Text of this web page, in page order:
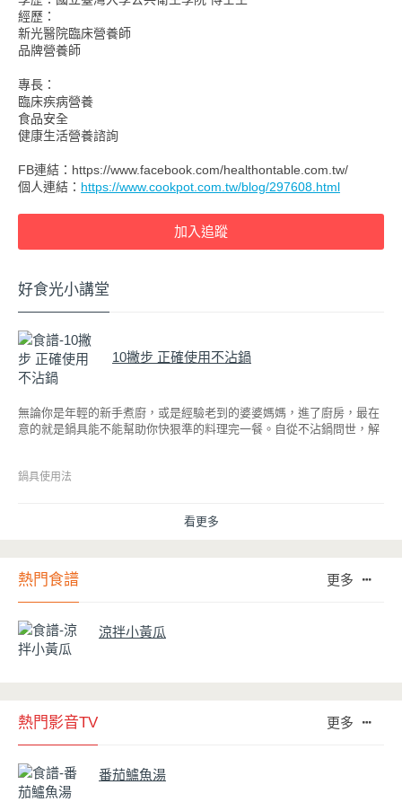
經歷：
新光醫院臨床營養師
品牌營養師
專長：
臨床疾病營養
食品安全
健康生活營養諮詢
FB連結：https://www.facebook.com/healthontable.com.tw/
個人連結： https://www.cookpot.com.tw/blog/297608.html
好食光小講堂
10撇步 正確使用不沾鍋
無論你是年輕的新手煮廚，或是經驗老到的婆婆媽媽，進了廚房，最在
意的就是鍋具能不能幫助你快狠準的料理完一餐。自從不沾鍋問世，解
因此金鑽不沾系列的鍋具，更年年穩居銷售排行榜的前幾名。然而如何
鍋具使用法
看更多
熱門食譜 更多
涼拌小黃瓜
熱門影音TV 更多
番茄鱸魚湯